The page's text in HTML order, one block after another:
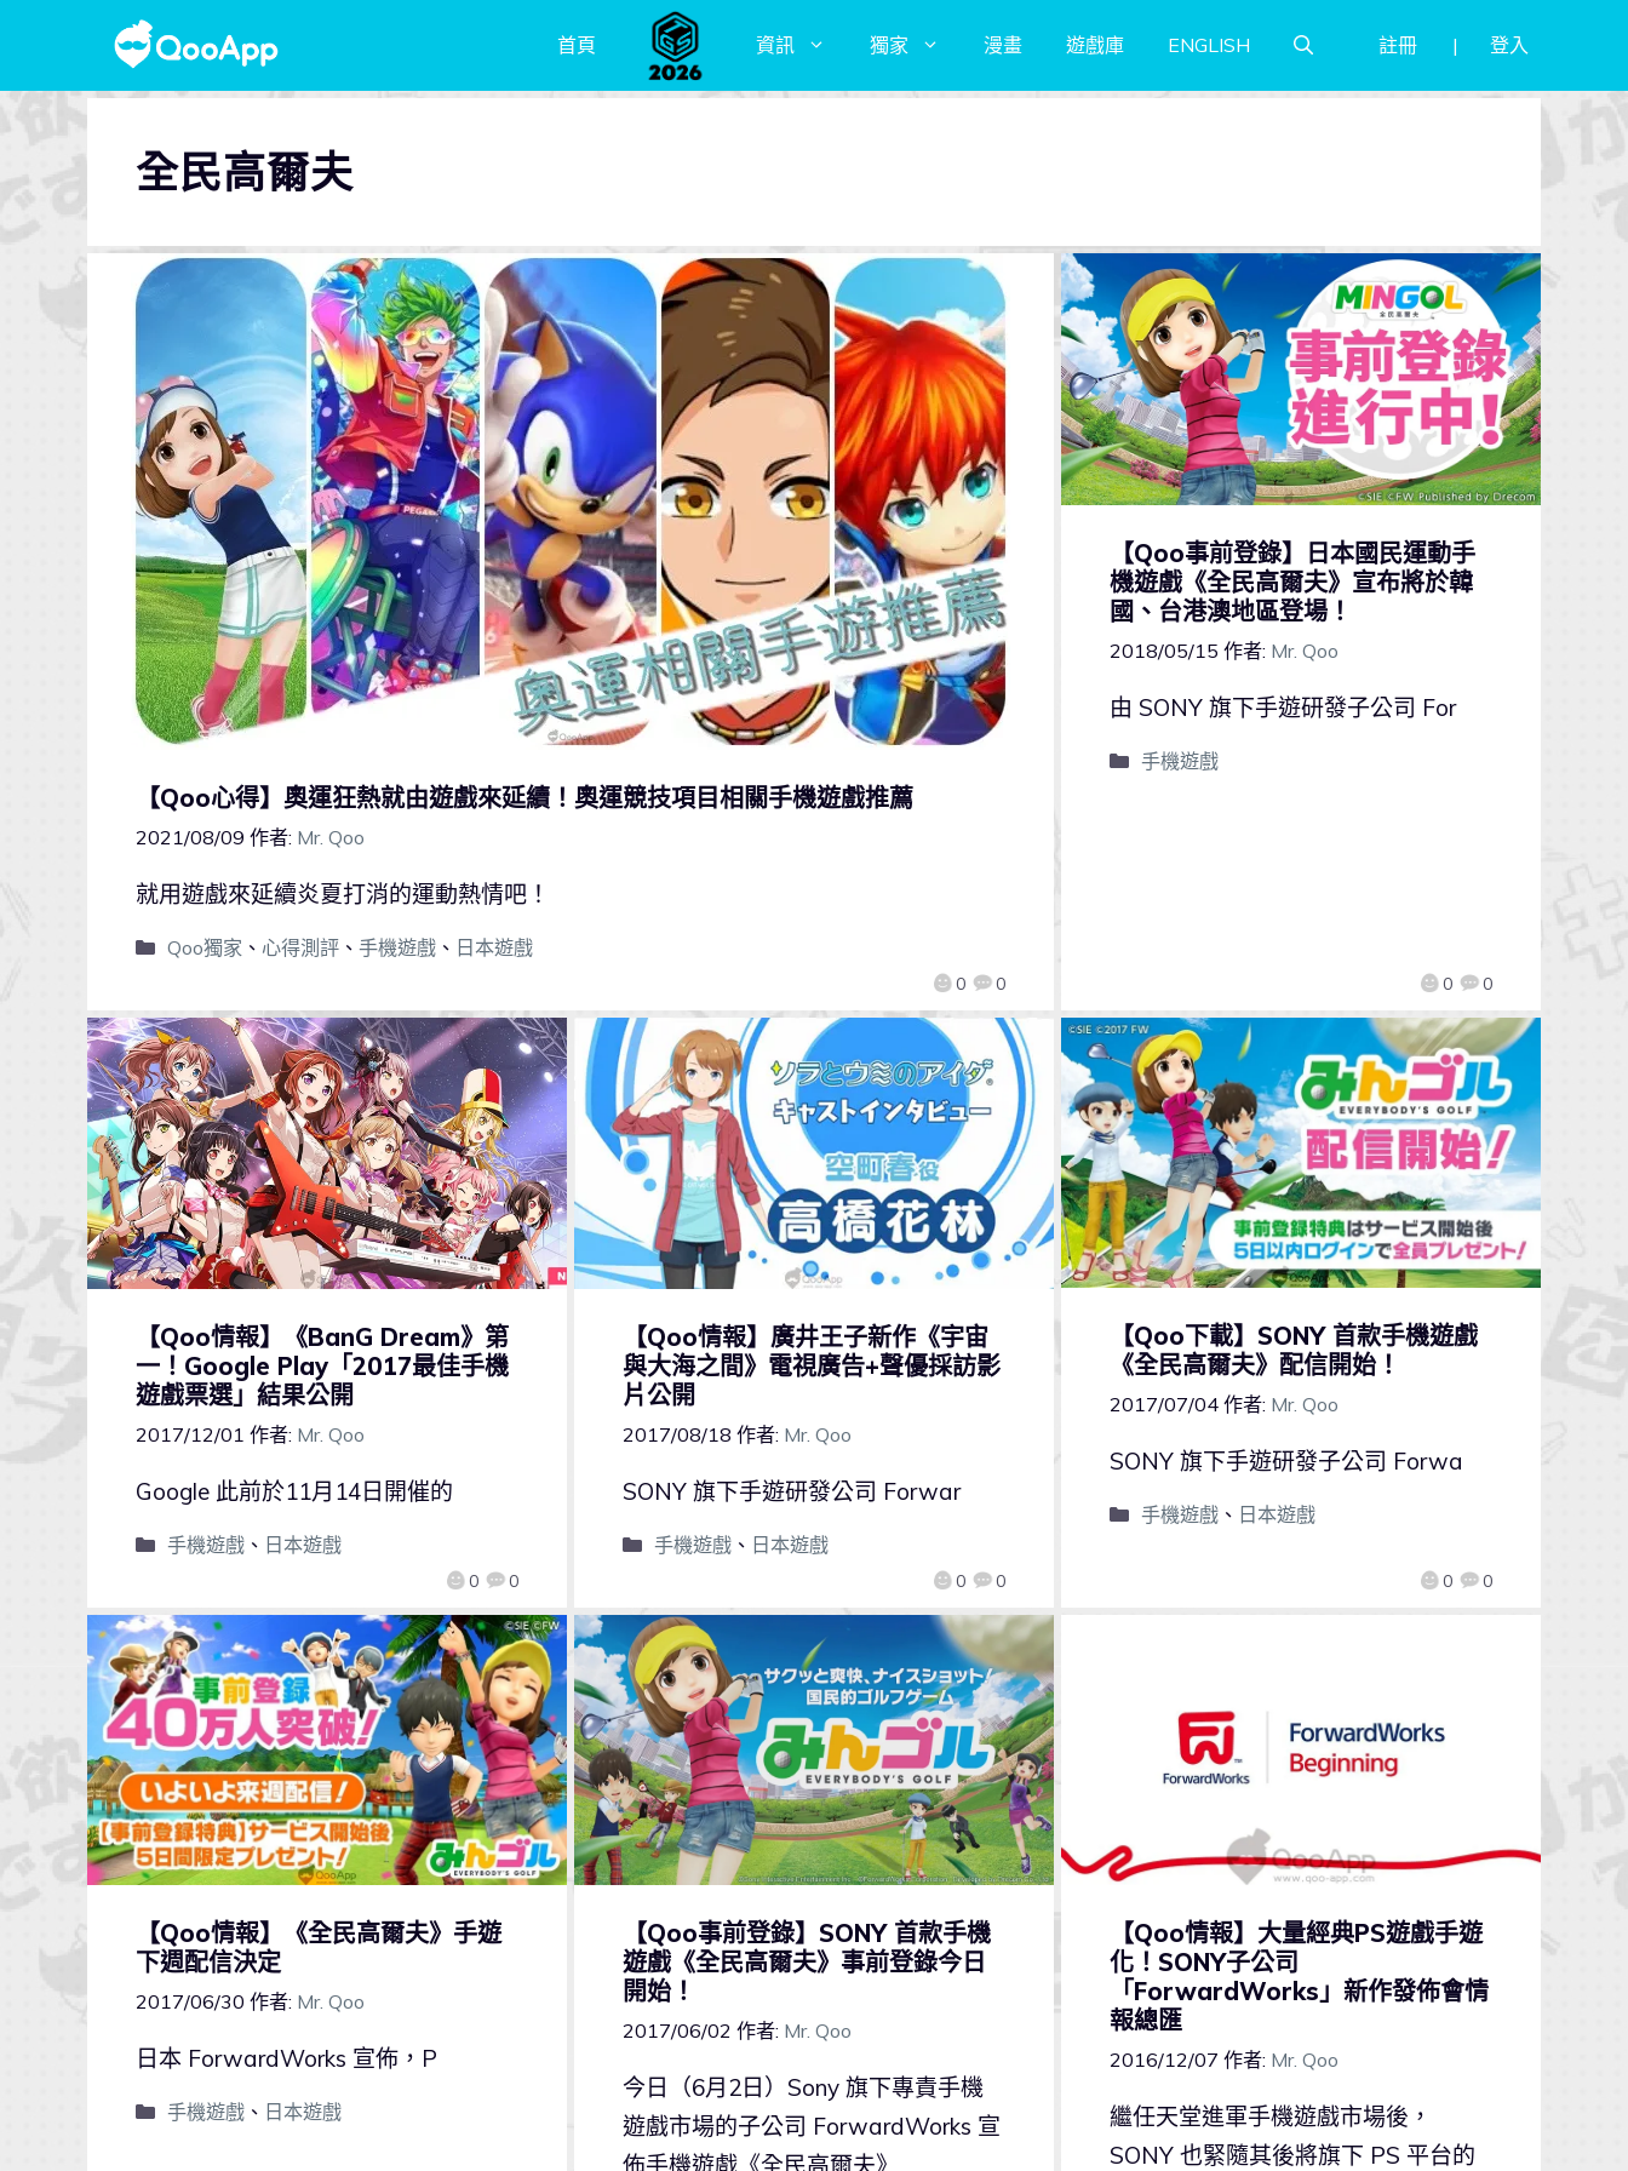
首頁 資訊 獨家 漫畫 遊戲庫 ENGLISH 註冊 登入
全民高爾夫
【Qoo心得】奧運狂熱就由遊戲來延續！奧運競技項目相關手機遊戲推薦
2021/08/09 作者: Mr. Qoo
0 0
就用遊戲來延續炎夏打消的運動熱情吧！
Qoo獨家 、 心得測評、 手機遊戲、 日本遊戲
【Qoo事前登錄】日本國民運動手
機遊戲《全民高爾夫》宣布將於韓
國、台港澳地區登場！
2018/05/15 作者: Mr. Qoo
0 0
由 SONY 旗下手遊研發子公司 For
手機遊戲
【Qoo情報】《BanG Dream》第
一！Google Play「2017最佳手機
遊戲票選」結果公開
2017/12/01 作者: Mr. Qoo
0 0
Google 此前於11月14日開催的
手機遊戲、 日本遊戲
【Qoo情報】廣井王子新作《宇宙
與大海之間》電視廣告+聲優採訪影
片公開
2017/08/18 作者: Mr. Qoo
0 0
SONY 旗下手遊研發公司 Forwar
手機遊戲、 日本遊戲
【Qoo下載】SONY 首款手機遊戲
《全民高爾夫》配信開始！
2017/07/04 作者: Mr. Qoo
0 0
SONY 旗下手遊研發子公司 Forwa
手機遊戲、 日本遊戲
【Qoo情報】《全民高爾夫》手遊
下週配信決定
2017/06/30 作者: Mr. Qoo
日本 ForwardWorks 宣佈，P
手機遊戲、 日本遊戲
【Qoo事前登錄】SONY 首款手機
遊戲《全民高爾夫》事前登錄今日
開始！
2017/06/02 作者: Mr. Qoo
今日（6月2日）Sony 旗下專責手機
遊戲市場的子公司 ForwardWorks 宣
佈手機遊戲《全民高爾夫》
【Qoo情報】大量經典PS遊戲手遊
化！SONY子公司
「ForwardWorks」新作發佈會情
報總匯
2016/12/07 作者: Mr. Qoo
繼任天堂進軍手機遊戲市場後，
SONY 也緊隨其後將旗下 PS 平台的